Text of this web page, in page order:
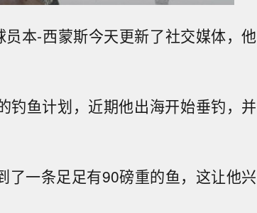
本-西蒙斯今天更新了社交媒体，他
钓鱼计划，近期他出海开始垂钓，并
了一条足足有90磅重的鱼，这让他兴